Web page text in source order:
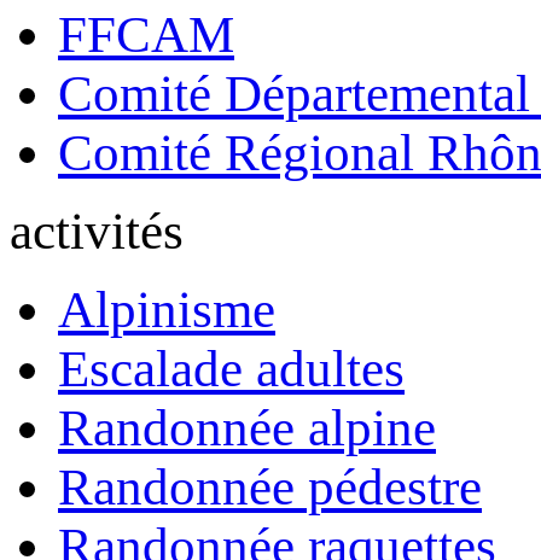
FFCAM
Comité
Comité Régional
activités
Alpinisme
Escalade adultes
Randonnée alpine
Randonnée pédestre
Randonnée raquettes